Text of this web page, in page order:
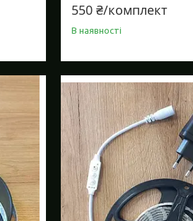
550 ₴/комплект
В наявності